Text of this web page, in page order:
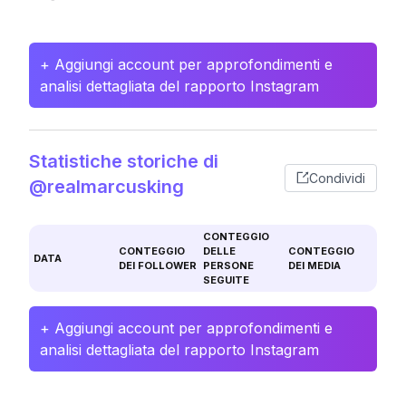
+ Aggiungi account per approfondimenti e
analisi dettagliata del rapporto Instagram
Statistiche storiche di
@realmarcusking
Condividi
DATA
CONTEGGIO
DEI FOLLOWER
CONTEGGIO
DELLE
PERSONE
SEGUITE
CONTEGGIO
DEI MEDIA
+ Aggiungi account per approfondimenti e
analisi dettagliata del rapporto Instagram